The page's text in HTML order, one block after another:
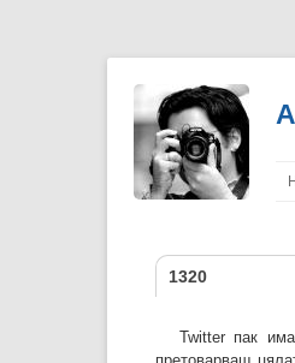
1320
Twitter пак